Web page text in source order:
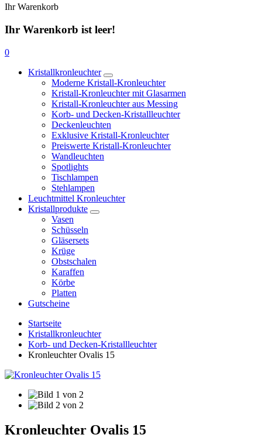
Ihr Warenkorb
Ihr Warenkorb ist leer!
0
Kristallkronleuchter
Moderne Kristall-Kronleuchter
Kristall-Kronleuchter mit Glasarmen
Kristall-Kronleuchter aus Messing
Korb- und Decken-Kristallleuchter
Deckenleuchten
Exklusive Kristall-Kronleuchter
Preiswerte Kristall-Kronleuchter
Wandleuchten
Spotlights
Tischlampen
Stehlampen
Leuchtmittel Kronleuchter
Kristallprodukte
Vasen
Schüsseln
Gläsersets
Krüge
Obstschalen
Karaffen
Körbe
Platten
Gutscheine
Startseite
Kristallkronleuchter
Korb- und Decken-Kristallleuchter
Kronleuchter Ovalis 15
Kronleuchter Ovalis 15